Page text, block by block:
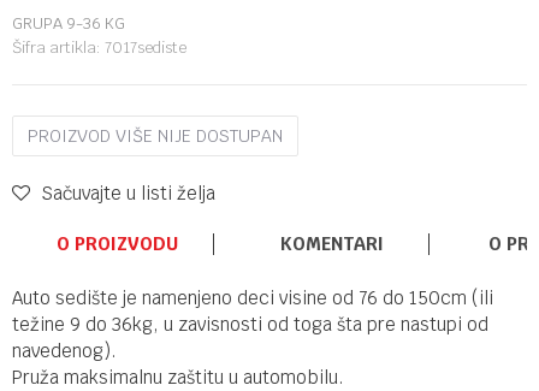
GRUPA 9-36 KG
Šifra artikla: 7017sediste
PROIZVOD VIŠE NIJE DOSTUPAN
Sačuvajte u listi želja
O PROIZVODU KOMENTARI O
Auto sedište je namenjeno deci visine od 76 do 150cm (ili
težine 9 do 36kg, u zavisnosti od toga šta pre nastupi od
navedenog).
Pruža maksimalnu zaštitu u automobilu.